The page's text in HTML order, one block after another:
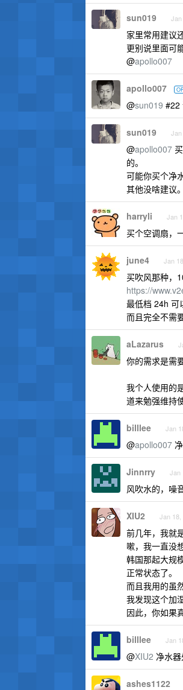
sun019
家里常用建议
更别说里面可
@apollo007
apollo007
@sun019 #22
sun019
@apollo007
的。
可能你买个净
其他没啥建议。
harryli Jan
买个空调扇，
june4 Jan
买吹风那种，
https://
最低档 24h 可
而且完全不需
aLazarus
你的需求是需
我个人使用的
道来勉强维持
billlee Jan
@apollo007
Jinnrry Jan
风吹水的，噪
XIU2 Jan 18,
前几年，我就
嗽，我一直没
韩国那起大规
正常状态了。
而且我用的虽
我发现这个加
因此，你如果
billlee Jan
@XIU2 净水
ashes1122